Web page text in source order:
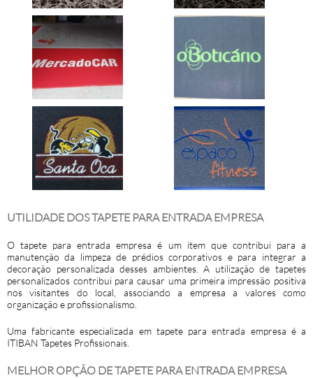
UTILIDADE DOS TAPETE PARA ENTRADA EMPRESA
Otapete para entrada empresa é um item que contribui para a
manutenção da limpeza de prédios corporativos e para integrar a
decoração personalizada desses ambientes. A utilização de tapetes
personalizados contribui para causar uma primeira impressão positiva
nos visitantes do local, associando a empresa a valores como
organização e profissionalismo.
Uma fabricante especializada em tapete para entrada empresa é a
ITIBAN Tapetes Profissionais.
MELHOR OPÇÃO DE TAPETE PARA ENTRADA EMPRESA